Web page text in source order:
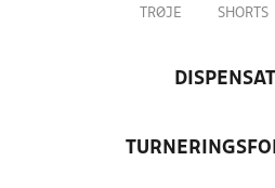
TRØJE SHORTS